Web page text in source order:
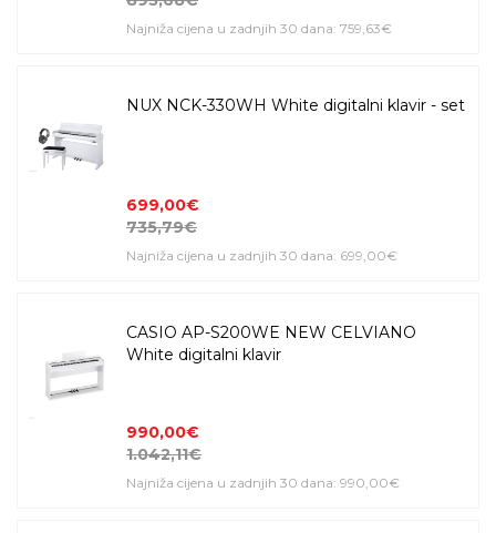
Najniža cijena u zadnjih 30 dana: 759,63€
NUX NCK-330WH White digitalni klavir - set
699,00€
735,79€
Najniža cijena u zadnjih 30 dana: 699,00€
CASIO AP-S200WE NEW CELVIANO
White digitalni klavir
990,00€
1.042,11€
Najniža cijena u zadnjih 30 dana: 990,00€